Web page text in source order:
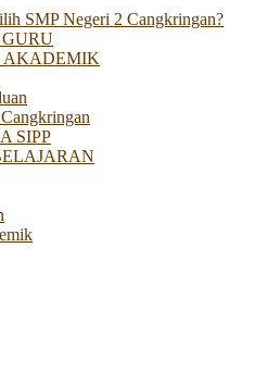
SMP Negeri 2 Cangkringan?
AKADEMIK
SIPP